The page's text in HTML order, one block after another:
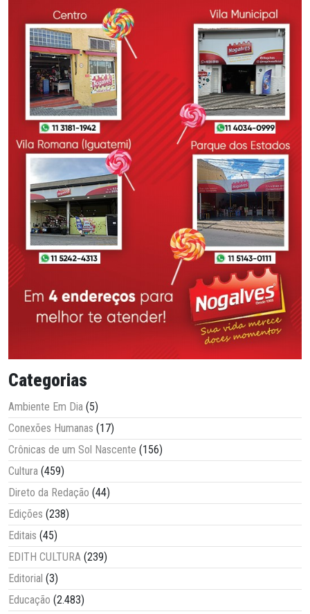
Categorias
Ambiente Em Dia (5)
Conexões Humanas (17)
Crônicas de um Sol Nascente (156)
Cultura (459)
Direto da Redação (44)
Edições (238)
Editais (45)
EDITH CULTURA (239)
Editorial (3)
Educação (2.483)